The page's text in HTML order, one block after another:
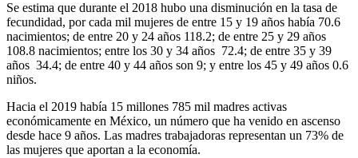
Se estima que durante el 2018 hubo una disminución en la tasa de
fecundidad, por cada mil mujeres de entre 15 y 19 años había 70.6
nacimientos; de entre 20 y 24 años 118.2; de entre 25 y 29 años
108.8 nacimientos; entre los 30 y 34 años 72.4; de entre 35 y 39
años 34.4; de entre 40 y 44 años son 9; y entre los 45 y 49 años 0.6
niños.
Hacia el 2019 había 15 millones 785 mil madres activas
económicamente en México, un número que ha venido en ascenso
desde hace 9 años. Las madres trabajadoras representan un 73% de
las mujeres que aportan a la economía.